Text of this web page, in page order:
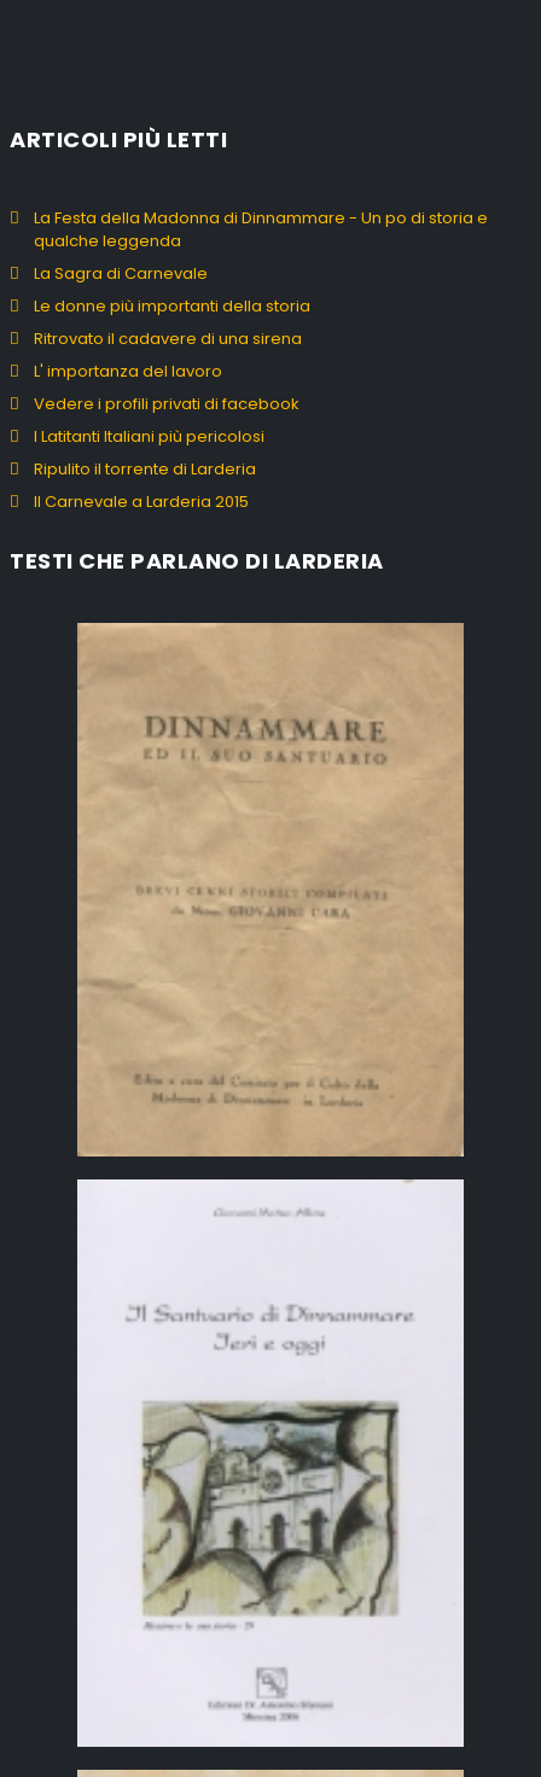
ARTICOLI PIÙ LETTI
La Festa della Madonna di Dinnammare - Un po di storia e
qualche leggenda
La Sagra di Carnevale
Le donne più importanti della storia
Ritrovato il cadavere di una sirena
L' importanza del lavoro
Vedere i profili privati di facebook
I Latitanti Italiani più pericolosi
Ripulito il torrente di Larderia
Il Carnevale a Larderia 2015
TESTI CHE PARLANO DI LARDERIA